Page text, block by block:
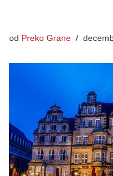
od Preko Grane